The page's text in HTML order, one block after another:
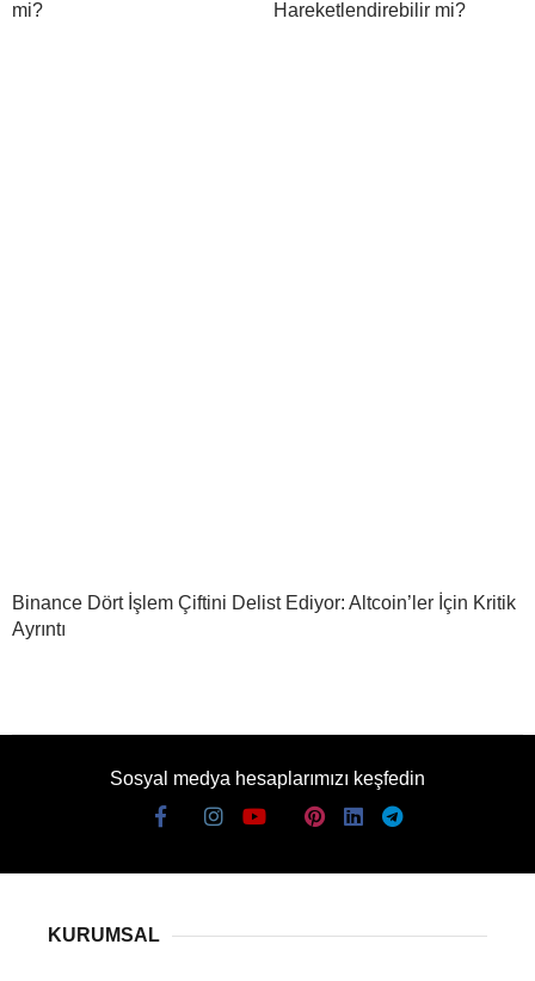
mi? Hareketlendirebilir mi?
Binance Dört İşlem Çiftini Delist Ediyor: Altcoin’ler İçin Kritik
Ayrıntı
Sosyal medya hesaplarımızı keşfedin
KURUMSAL